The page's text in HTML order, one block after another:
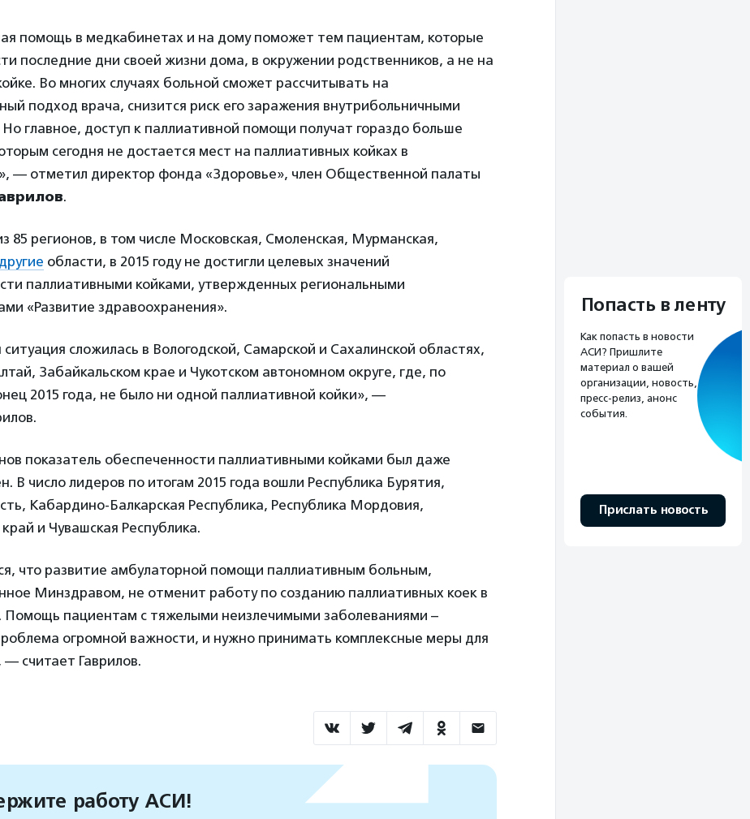
помощь в медкабинетах и на дому поможет тем пациентам, которые
последние дни своей жизни дома, в окружении родственников, а не на
Во многих случаях больной сможет рассчитывать на
подход врача, снизится риск его заражения внутрибольничными
главное, доступ к паллиативной помощи получат гораздо больше
сегодня не достается мест на паллиативных койках в
— отметил директор фонда «Здоровье», член Общественной палаты
.
85 регионов, в том числе Московская, Смоленская, Мурманская,
другие области, в 2015 году не достигли целевых значений
паллиативными койками, утвержденных региональными
«Развитие здравоохранения».
сложилась в Вологодской, Самарской и Сахалинской областях,
Забайкальском крае и Чукотском автономном округе, где, по
2015 года, не было ни одной паллиативной койки», —
показатель обеспеченности паллиативными койками был даже
В число лидеров по итогам 2015 года вошли Республика Бурятия,
Кабардино-Балкарская Республика, Республика Мордовия,
и Чувашская Республика.
что развитие амбулаторной помощи паллиативным больным,
Минздравом, не отменит работу по созданию паллиативных коек в
Помощь пациентам с тяжелыми неизлечимыми заболеваниями –
огромной важности, и нужно принимать комплексные меры для
считает Гаврилов.
работу АСИ!
Попасть в ленту
Как попасть в новости
АСИ? Пришлите
материал о вашей
организации, новость,
пресс-релиз, анонс
события.
Прислать новость